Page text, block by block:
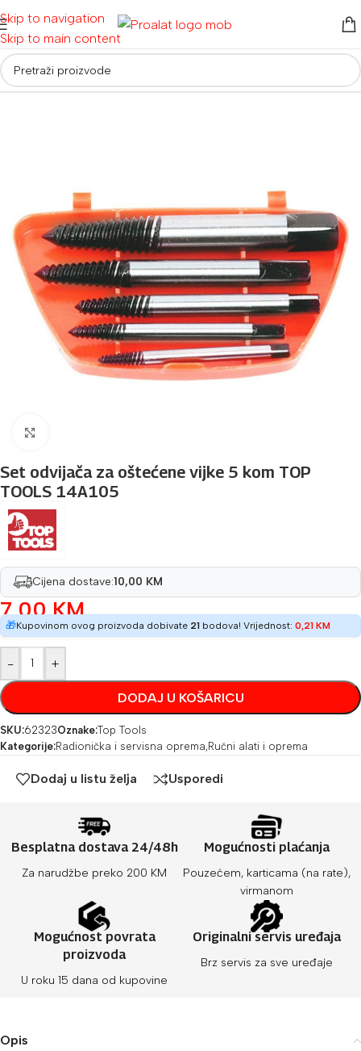
Skip to navigation
Skip to main content
Početna/ Auto i moto oprema
Set odvijača za oštećene vijke 5 kom TOP
TOOLS 14A105
Cijena dostave:10,00 KM
7,00KM
🎁Kupovinom ovog proizvoda dobivate 21 bodova! Vrijednost: 0,21 KM
- +
DODAJ U KOŠARICU
SKU:62323Oznake:Top Tools
Kategorije:Radionička i servisna oprema,Ručni alati i oprema
Dodaj u listu želja Usporedi
Besplatna dostava 24/48h
Za narudžbe preko 200 KM
Mogućnosti plaćanja
Pouzećem, karticama (na rate),
virmanom
Mogućnost povrata
proizvoda
U roku 15 dana od kupovine
Originalni servis uređaja
Brz servis za sve uređaje
Opis